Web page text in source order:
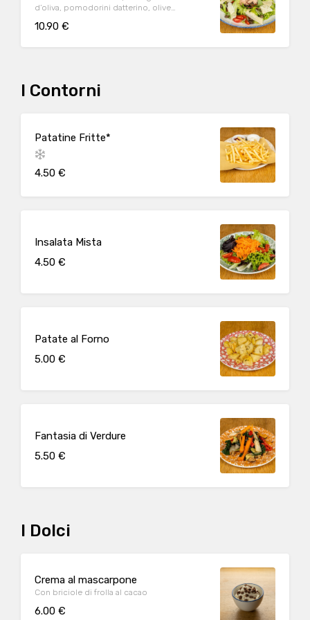
d’oliva, pomodorini datterino, olive
DOP (24m.) e origano
10.90 €
I Contorni
Patatine Fritte*
4.50 €
Insalata Mista
4.50 €
Patate al Forno
5.00 €
Fantasia di Verdure
5.50 €
I Dolci
Crema al mascarpone
Con briciole di frolla al cacao
6.00 €